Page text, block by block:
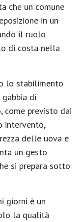
che un comune
in un
il ruolo
di costa nella
lo stabilimento
di
come previsto dai
intervento,
delle uova e
un gesto
si prepara sotto
giorni è un
la qualità